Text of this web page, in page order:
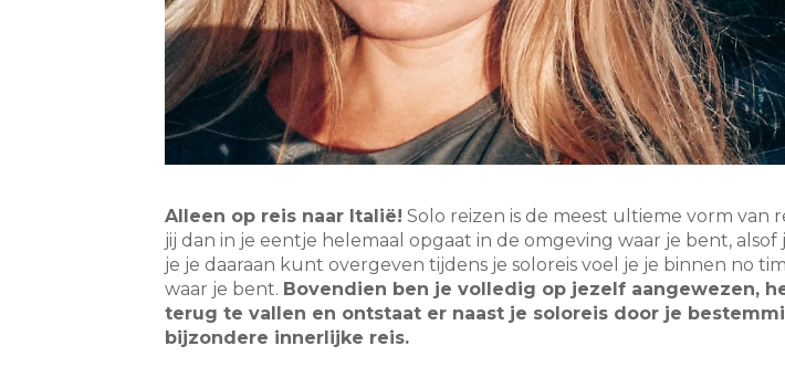
Alleen op reis naar Italië! Solo reizen is de meest ultieme vorm van
jij dan in je eentje helemaal opgaat in de omgeving waar je bent, alsof
je je daaraan kunt overgeven tijdens je soloreis voel je je binnen no
waar je bent. Bovendien ben je volledig op jezelf aangewezen,
terug te vallen en ontstaat er naast je soloreis door je
bijzondere innerlijke reis.